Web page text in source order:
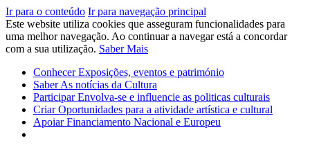
Ir para o conteúdo Ir para navegação principal
Este website utiliza cookies que asseguram funcionalidades para
uma melhor navegação. Ao continuar a navegar está a concordar
com a sua utilização. Saber Mais
ConhecerExposições, eventos e património
SaberAs notícias da Cultura
ParticiparEnvolva-se e influencie as politicas culturais
CriarOportunidades para a atividade artística e cultural
ApoiarFinanciamento Nacional e Europeu